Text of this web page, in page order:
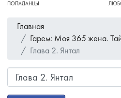
ПОПАДАНЦЫ
Главная
Гарем: Моя 365 жена.
Глава 2. Янтал